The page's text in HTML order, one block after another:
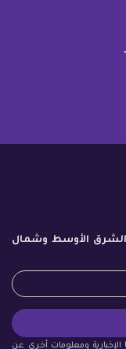
الشرق الأوسط وشمال
الإخبارية ومعلومات أخرى عن